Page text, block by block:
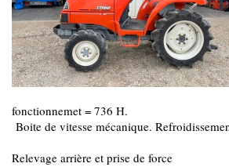
fonctionnemet = 736 H.
Boite de vitesse mécanique.
Relevage arrière et prise de force